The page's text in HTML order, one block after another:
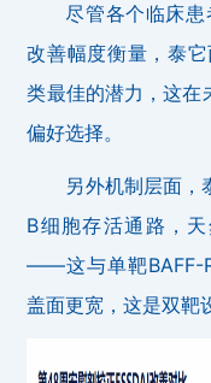
尽管各个临床患
改善幅度衡量，泰
类最佳的潜力，这在
偏好选择。
另外机制层面，
B细胞存活通路，
——这与单靶BAFF-
盖面更宽，这是双靶